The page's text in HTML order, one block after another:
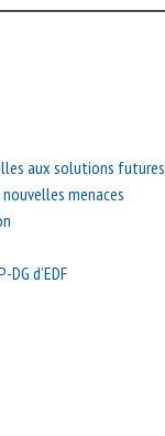
aux solutions futures
menaces
DG d’EDF